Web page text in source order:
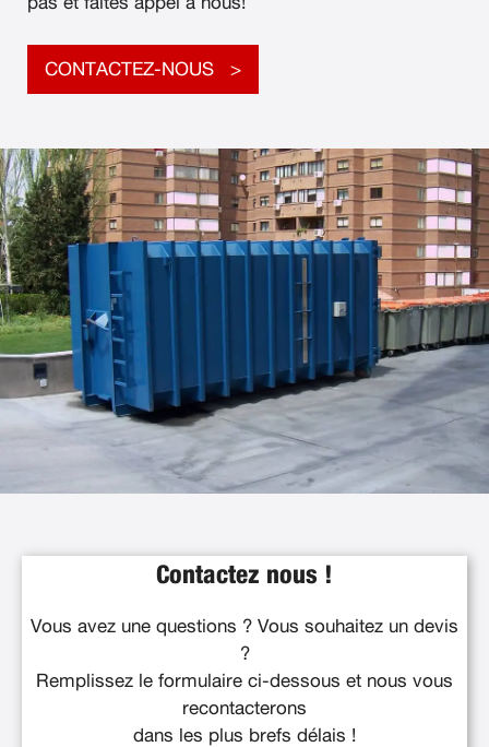
CONTACTEZ-NOUS
Contactez nous !
Vous avez une questions ? Vous souhaitez un devis
?
Remplissez le formulaire ci-dessous et nous vous
recontacterons
dans les plus brefs délais !